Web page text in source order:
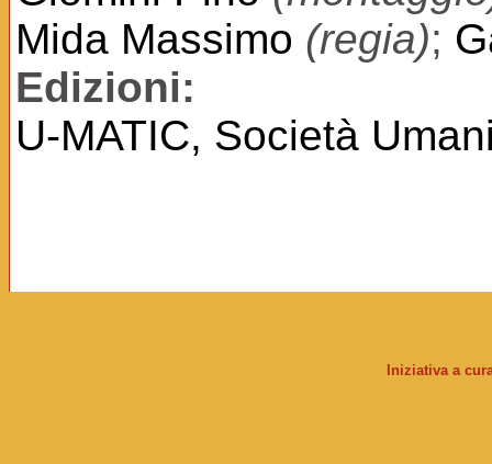
Mida Massimo (regia);
Edizioni:
U-MATIC, Società
Iniziativa a